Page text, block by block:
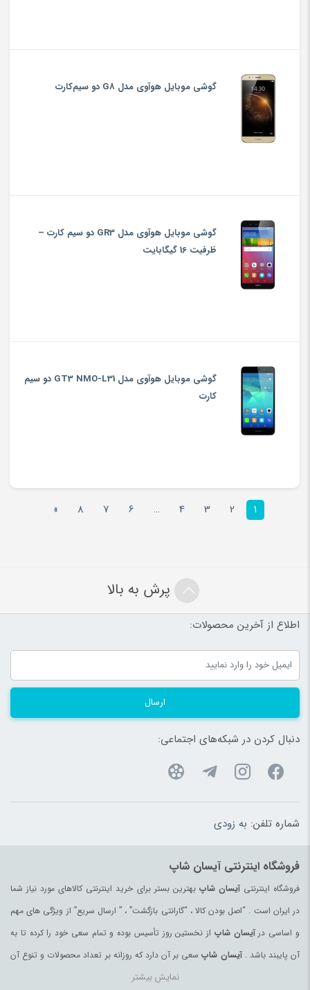
گوشی موبایل هوآوی مدل G8 دو سیم‌کارت
گوشی موبایل هوآوی مدل GR3 دو سیم کارت –
ظرفیت 16 گیگابایت
گوشی موبایل هوآوی مدل GT3 NMO-L31 دو سیم
کارت
1
2
3
4
…
6
7
8
»
پرش به بالا
اطلاع از آخرین محصولات:
ارسال
دنبال کردن در شبکه‌های اجتماعی:
شماره تلفن: به زودی
فروشگاه اینترنتی آیسان شاپ
فروشگاه اینترنتیآیسان شاپبهترین بستر برای خرید اینترنتی کالاهای مورد نیاز شما
در ایران است . “اصل بودن کالا ، “گارانتی بازگشت” ، ” ارسال سریع” از ویژگی های مهم
و اساسی درآیسان شاپ از نخستین روز تأسیس بوده و تمام سعی خود را کرده تا به
آن پایبند باشد .آیسان شاپ سعی بر آن دارد که روزانه بر تعداد محصولات و تنوع آن
بیفزاید تا بتواند نیاز همه ی افراد با هر نوع سلیقه را در خرید محصولات اینترنتی مرتفع
نمایش بیشتر